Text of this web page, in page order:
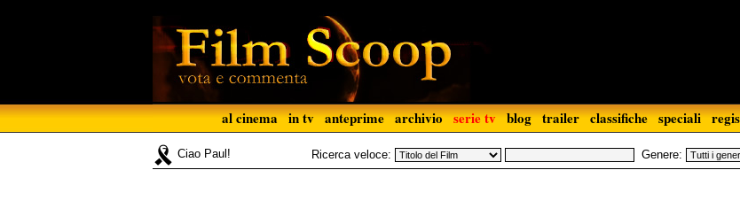
al cinema in tv anteprime archivio serie tv blog trailer classifiche speciali
Ciao Paul! Ricerca veloce: Genere: